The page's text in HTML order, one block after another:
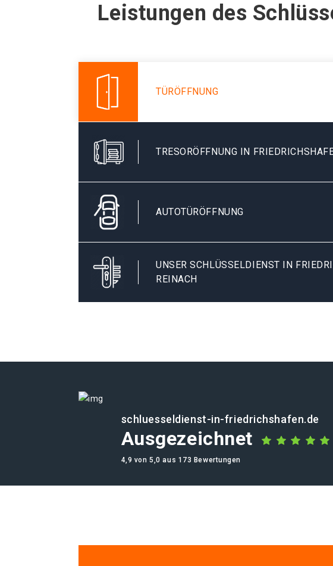
Leistungen des
TÜRÖFFNUNG
TRESORÖFFNUNG IN
AUTOTÜRÖFFNUNG
UNSER SCHLÜSSELDIENST IN
REINACH
schluesseldienst-in-friedrichshafen.de
Ausgezeichnet
4,9 von 5,0 aus 173 Bewertungen